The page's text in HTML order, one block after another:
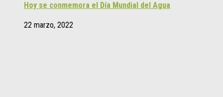
Hoy se conmemora el Día Mundial del Agua
22 marzo, 2022